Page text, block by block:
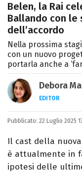
Belen, la Rai
Ballando con
dell’accordo
Nella prossima
con un nuovo
portarla anche a
Debora
EDITOR
LINKEDIN
Scrittrice,
Tv. Ha
alla follia.
Pubblicato: 22 Luglio 2025
Il cast della
è attualmente in
ipotesi delle